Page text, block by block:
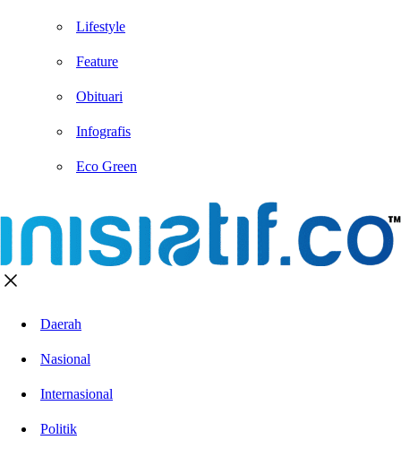
Lifestyle
Feature
Obituari
Infografis
Eco Green
Daerah
Nasional
Internasional
Politik